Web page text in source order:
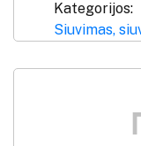
Kategorijos:
Siuvimas,